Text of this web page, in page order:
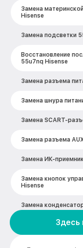
Замена
Hisense
Замена подсветки
Восстановление
55u7nq Hisense
Замена разъема
Замена шнура
Замена SCART-
Замена разъема
Замена ИК-
Замена кнопок
Hisense
Замена
Замена платыЗдесь